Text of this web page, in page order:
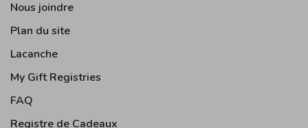
Nous joindre
Plan du site
Lacanche
My Gift Registries
FAQ
Registre de Cadeaux